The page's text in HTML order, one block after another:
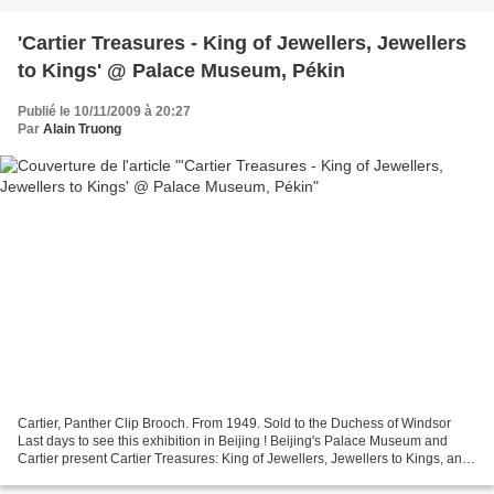
'Cartier Treasures - King of Jewellers, Jewellers
to Kings' @ Palace Museum, Pékin
Publié le 10/11/2009 à 20:27
Par Alain Truong
Cartier, Panther Clip Brooch. From 1949. Sold to the Duchess of Windsor
Last days to see this exhibition in Beijing ! Beijing's Palace Museum and
Cartier present Cartier Treasures: King of Jewellers, Jewellers to Kings, an